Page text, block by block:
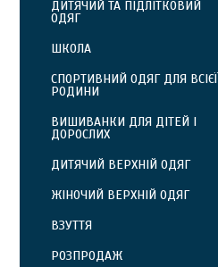
ДИТЯЧИЙ ТА ПІДЛІТКОВИЙ
ОДЯГ
ШКОЛА
СПОРТИВНИЙ ОДЯГ ДЛЯ ВСІЄЇ
РОДИНИ
ВИШИВАНКИ ДЛЯ ДІТЕЙ І
ДОРОСЛИХ
ДИТЯЧИЙ ВЕРХНІЙ ОДЯГ
ЖІНОЧИЙ ВЕРХНІЙ ОДЯГ
ВЗУТТЯ
РОЗПРОДАЖ